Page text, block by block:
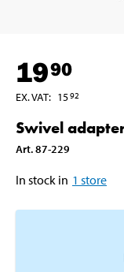
1990
EX. VAT: 1592
Swivel
Art.87-229
In stock in 1 store